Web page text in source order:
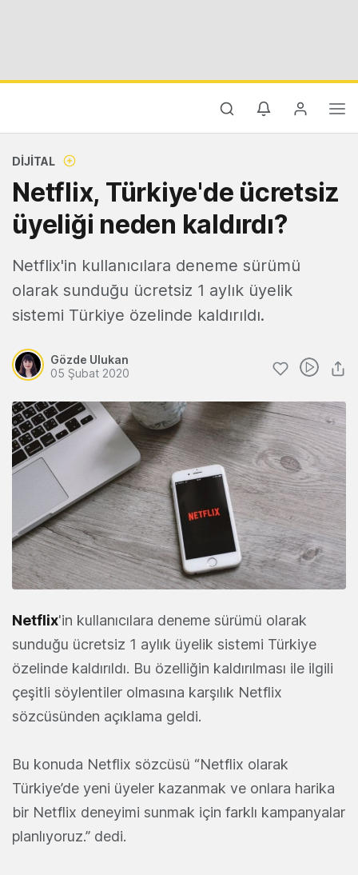
DIJITAL
Netflix, Türkiye'de ücretsiz
üyeliği neden kaldırdı?
Netflix'in kullanıcılara deneme sürümü
olarak sunduğu ücretsiz 1 aylık üyelik
sistemi Türkiye özelinde kaldırıldı.
Gözde Ulukan
05 Şubat 2020
Netflix'in kullanıcılara deneme sürümü olarak
sunduğu ücretsiz 1 aylık üyelik sistemi Türkiye
özelinde kaldırıldı. Bu özelliğin kaldırılması ile ilgili
çeşitli söylentiler olmasına karşılık Netflix
sözcüsünden açıklama geldi.
Bu konuda Netflix sözcüsü “Netflix olarak
Türkiye’de yeni üyeler kazanmak ve onlara harika
bir Netflix deneyimi sunmak için farklı kampanyalar
planlıyoruz.” dedi.